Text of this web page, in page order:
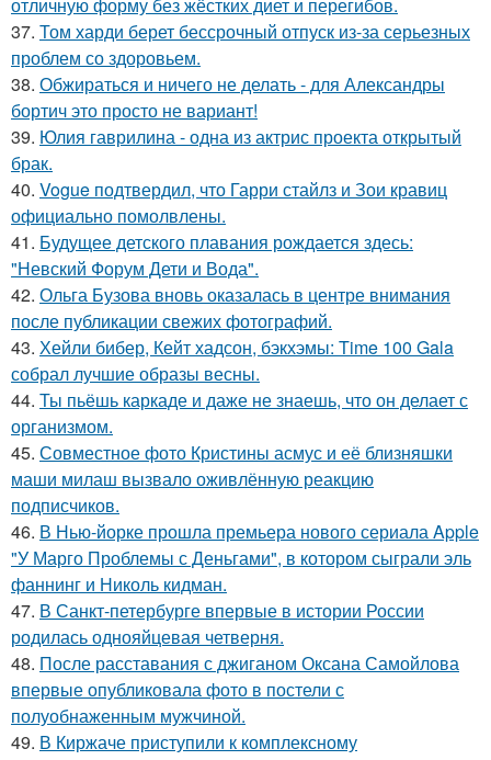
37. Том харди берет бессрочный отпуск из-за серьезных
проблем со здоровьем.
38. Обжираться и ничего не делать - для Александры
бортич это просто не вариант!
39. Юлия гаврилина - одна из актрис проекта открытый
брак.
40. Vogue подтвердил, что Гарри стайлз и Зои кравиц
официально помолвлены.
41. Будущее детского плавания рождается здесь:
"Невский Форум Дети и Вода".
42. Ольга Бузова вновь оказалась в центре внимания
после публикации свежих фотографий.
43. Хейли бибер, Кейт хадсон, бэкхэмы: Time 100 Gala
собрал лучшие образы весны.
44. Ты пьёшь каркаде и даже не знаешь, что он делает с
организмом.
45. Совместное фото Кристины асмус и её близняшки
маши милаш вызвало оживлённую реакцию
подписчиков.
46. В Нью-йорке прошла премьера нового сериала Apple
"У Марго Проблемы с Деньгами", в котором сыграли эль
фаннинг и Николь кидман.
47. В Санкт-петербурге впервые в истории России
родилась однояйцевая четверня.
48. После расставания с джиганом Оксана Самойлова
впервые опубликовала фото в постели с
полуобнаженным мужчиной.
49. В Киржаче приступили к комплексному